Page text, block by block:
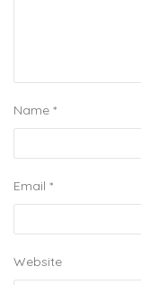
Name *
Email *
Website